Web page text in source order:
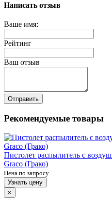
Написать отзыв
Ваше имя:
Рейтинг
Ваш отзыв
Отправить
Рекомендуемые товары
Пистолет распылитель с
Graco (Грако)
Цена по запросу
Узнать цену
×